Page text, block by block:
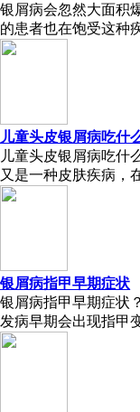
银屑病会忽然大面积
的患者也在饱受这种
儿童头皮银屑病吃什
儿童头皮银屑病吃什
又是一种皮肤疾病，
银屑病指甲早期症状
银屑病指甲早期症状
发病早期会出现指甲